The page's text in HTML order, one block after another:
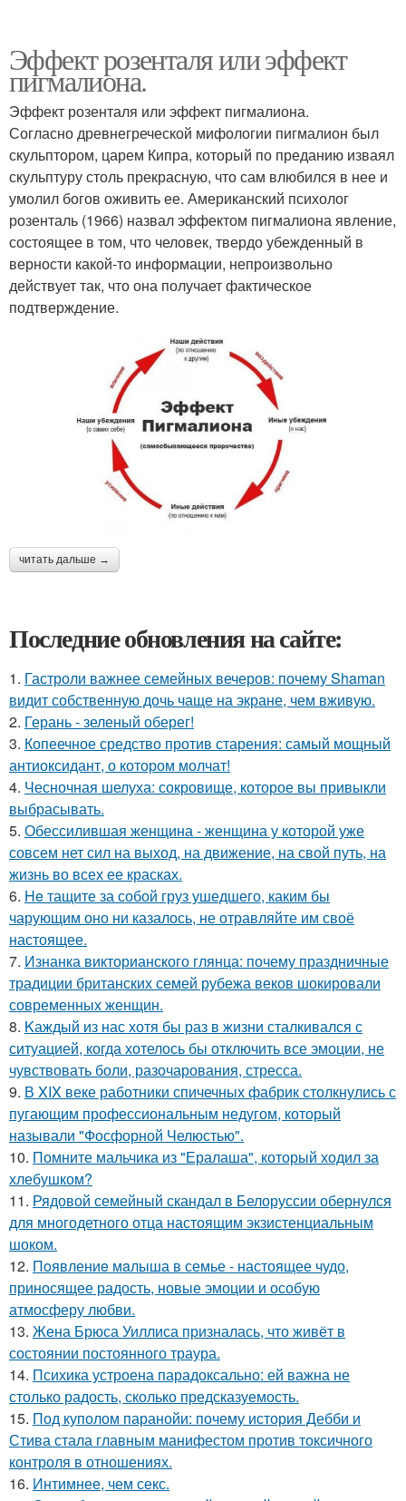
Эффект розенталя или эффект
пигмалиона.
Эффект розенталя или эффект пигмалиона.
Согласно древнегреческой мифологии пигмалион был
скульптором, царем Кипра, который по преданию изваял
скульптуру столь прекрасную, что сам влюбился в нее и
умолил богов оживить ее. Американский психолог
розенталь (1966) назвал эффектом пигмалиона явление,
состоящее в том, что человек, твердо убежденный в
верности какой-то информации, непроизвольно
действует так, что она получает фактическое
подтверждение.
читать дальше →
Последние обновления на сайте:
1. Гастроли важнее семейных вечеров: почему Shaman
видит собственную дочь чаще на экране, чем вживую.
2. Герань - зеленый оберег!
3. Копеечное средство против старения: самый мощный
антиоксидант, о котором молчат!
4. Чесночная шелуха: сокровище, которое вы привыкли
выбрасывать.
5. Обессилившая женщина - женщина у которой уже
совсем нет сил на выход, на движение, на свой путь, на
жизнь во всех ее красках.
6. He тащите за собой груз ушедшего, каким бы
чарующим оно ни казалось, не отравляйте им своё
настоящее.
7. Изнанка викторианского глянца: почему праздничные
традиции британских семей рубежа веков шокировали
современных женщин.
8. Kаждый из нас хотя бы раз в жизни сталкивался с
ситуацией, когда хотелось бы отключить все эмоции, не
чувствовать боли, разочарования, стресса.
9. В XIX веке работники спичечных фабрик столкнулись с
пугающим профессиональным недугом, который
называли "Фосфорной Челюстью".
10. Помните мальчика из "Ералаша", который ходил за
хлебушком?
11. Рядовой семейный скандал в Белоруссии обернулся
для многодетного отца настоящим экзистенциальным
шоком.
12. Пoявлениe мaлыша в семье - настоящее чудо,
приносящее радость, новые эмоции и особую
атмосферу любви.
13. Жена Брюса Уиллиса призналась, что живёт в
состоянии постоянного траура.
14. Психика устроена парадоксально: ей важна не
столько радость, сколько предсказуемость.
15. Под куполом паранойи: почему история Дебби и
Стива стала главным манифестом против токсичного
контроля в отношениях.
16. Интимнее, чем секс.